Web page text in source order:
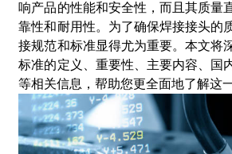
响产品的性能和安全性，而且其质量
靠性和耐用性。为了确保焊接接头的
接规范和标准显得尤为重要。本文将
标准的定义、重要性、主要内容、国
等相关信息，帮助您更全面地了解这